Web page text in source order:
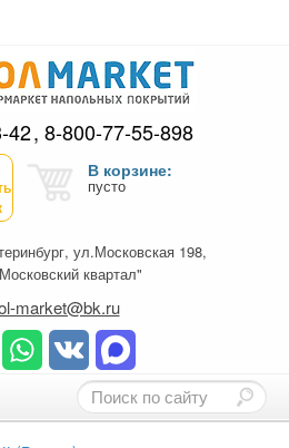
42 8-800-77-55-898
В корзине:
пусто
ул.Московская 198,
квартал"
market@bk.ru